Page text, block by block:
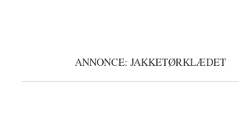
ANNONCE: JAKKETØRKLÆDET